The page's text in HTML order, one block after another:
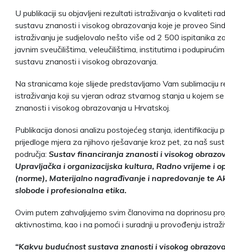
U publikaciji su objavljeni rezultati istraživanja o kvaliteti
sustavu znanosti i visokog obrazovanja koje je proveo
istraživanju je sudjelovalo nešto više od 2 500 ispitanika
javnim sveučilištima, veleučilištima, institutima i
sustavu znanosti i visokog obrazovanja.
Na stranicama koje slijede predstavljamo Vam sublimaciju
istraživanja koji su vjeran odraz stvarnog stanja u kojem
znanosti i visokog obrazovanja u Hrvatskoj.
Publikacija donosi analizu postojećeg stanja, identifikaciju
prijedloge mjera za njihovo rješavanje kroz pet, za naš
područja: Sustav financiranja znanosti i visokog
Upravljačka i organizacijska kultura, Radno vrijeme i
(norme), Materijalno nagrađivanje i napredovanje te
slobode i profesionalna etika.
Ovim putem zahvaljujemo svim članovima na doprinosu
aktivnostima, kao i na pomoći i suradnji u provođenju
“Kakvu budućnost sustava znanosti i visokog